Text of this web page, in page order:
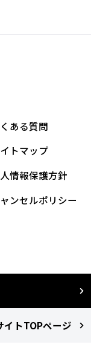
ある質問
トマップ
情報保護方針
ンセルポリシー
トTOPページ